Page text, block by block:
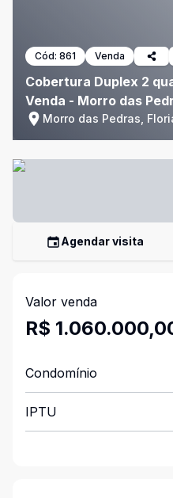
Cód: 861 Venda
Cobertura Duplex 2
Venda - Morro das
Morro das Pedras,
Agendar visita
Valor venda
R$
Condomínio
IPTU